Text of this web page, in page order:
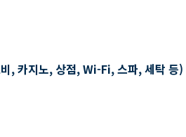
, 카지노, 상점, Wi-Fi, 스파, 세탁 등)